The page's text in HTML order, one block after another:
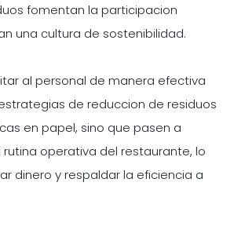
fomentan la participacion
una cultura de sostenibilidad.
al personal de manera efectiva
de reduccion de residuos
en papel, sino que pasen a
operativa del restaurante, lo
dinero y respaldar la eficiencia a